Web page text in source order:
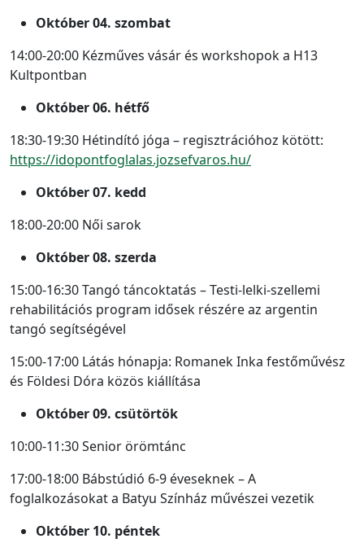
Október 04. szombat
14:00-20:00 Kézműves vásár és workshopok a H13
Kultpontban
Október 06. hétfő
18:30-19:30 Hétindító jóga – regisztrációhoz kötött:
https://idopontfoglalas.jozsefvaros.hu/
Október 07. kedd
18:00-20:00 Női sarok
Október 08. szerda
15:00-16:30 Tangó táncoktatás – Testi-lelki-szellemi
rehabilitációs program idősek részére az argentin
tangó segítségével
15:00-17:00 Látás hónapja: Romanek Inka festőművész
és Földesi Dóra közös kiállítása
Október 09. csütörtök
10:00-11:30 Senior örömtánc
17:00-18:00 Bábstúdió 6-9 éveseknek – A
foglalkozásokat a Batyu Színház művészei vezetik
Október 10. péntek